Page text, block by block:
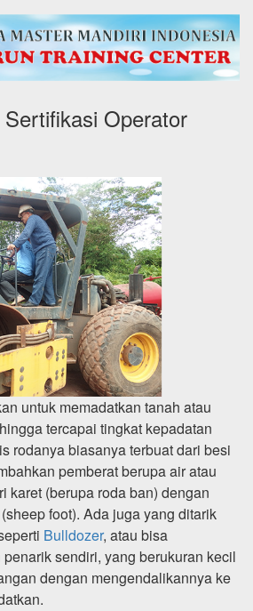
Operator
untuk memadatkan tanah atau
tercapai tingkat kepadatan
rodanya biasanya terbuat dari besi
pemberat berupa air atau
karet (berupa roda ban) dengan
foot). Ada juga yang ditarik
Bulldozer, atau bisa
sendiri, yang berukuran kecil
dengan mengendalikannya ke